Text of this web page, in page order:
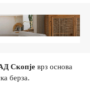
Скопје врз основа
берза.